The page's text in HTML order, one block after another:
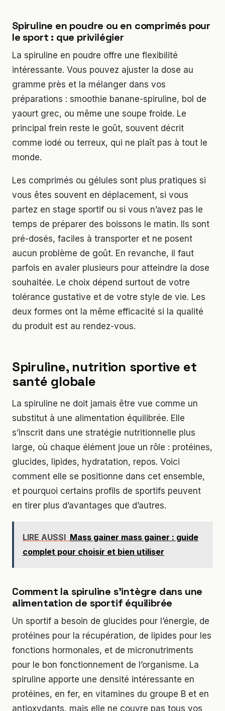
Spiruline en poudre ou en comprimés pour
le sport : que privilégier
La spiruline en poudre offre une flexibilité
intéressante. Vous pouvez ajuster la dose au
gramme près et la mélanger dans vos
préparations : smoothie banane-spiruline, bol de
yaourt grec, ou même une soupe froide. Le
principal frein reste le goût, souvent décrit
comme iodé ou terreux, qui ne plaît pas à tout le
monde.
Les comprimés ou gélules sont plus pratiques si
vous êtes souvent en déplacement, si vous
partez en stage sportif ou si vous n’avez pas le
temps de préparer des boissons le matin. Ils sont
pré-dosés, faciles à transporter et ne posent
aucun problème de goût. En revanche, il faut
parfois en avaler plusieurs pour atteindre la dose
souhaitée. Le choix dépend surtout de votre
tolérance gustative et de votre style de vie. Les
deux formes ont la même efficacité si la qualité
du produit est au rendez-vous.
Spiruline, nutrition sportive et
santé globale
La spiruline ne doit jamais être vue comme un
substitut à une alimentation équilibrée. Elle
s’inscrit dans une stratégie nutritionnelle plus
large, où chaque élément joue un rôle : protéines,
glucides, lipides, hydratation, repos. Voici
comment elle se positionne dans cet ensemble,
et pourquoi certains profils de sportifs peuvent
en tirer plus d’avantages que d’autres.
LIRE AUSSI Mass gainer mass gainer : guide
complet pour choisir et bien utiliser
Comment la spiruline s’intègre dans une
alimentation de sportif équilibrée
Un sportif a besoin de glucides pour l’énergie, de
protéines pour la récupération, de lipides pour les
fonctions hormonales, et de micronutriments
pour le bon fonctionnement de l’organisme. La
spiruline apporte une densité intéressante en
protéines, en fer, en vitamines du groupe B et en
antioxydants, mais elle ne couvre pas tous vos